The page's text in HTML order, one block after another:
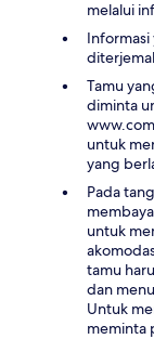
melalui
Tamu
diminta
untuk
yang
Pada
untuk
tamu
dan
Untuk
meminta